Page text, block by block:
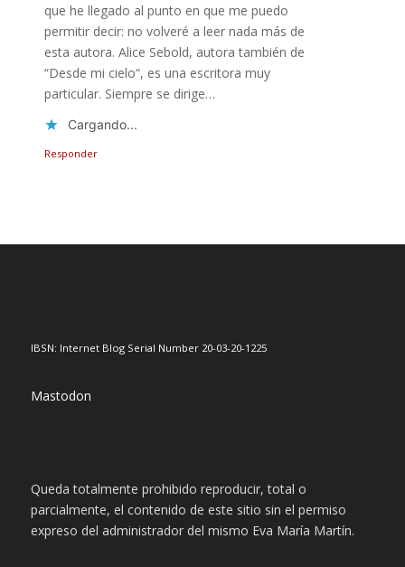
que he llegado al punto en que me puedo
permitir decir: no volveré a leer nada más de
esta autora. Alice Sebold, autora también de
“Desde mi cielo“, es una escritora muy
particular. Siempre se dirige…
Cargando...
Responder
IBSN: Internet Blog Serial Number 20-03-20-1225
Mastodon
Queda totalmente prohibido reproducir, total o
parcialmente, el contenido de este sitio sin el permiso
expreso del administrador del mismo Eva María Martín.